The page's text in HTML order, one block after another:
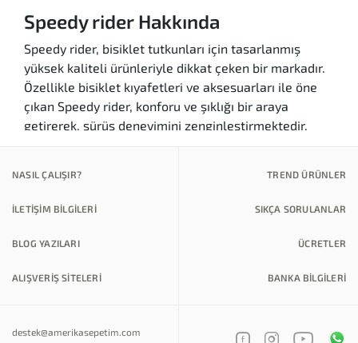
Speedy rider Hakkında
Speedy rider, bisiklet tutkunları için tasarlanmış
yüksek kaliteli ürünleriyle dikkat çeken bir markadır.
Özellikle bisiklet kıyafetleri ve aksesuarları ile öne
çıkan Speedy rider, konforu ve şıklığı bir araya
getirerek, sürüş deneyimini zenginleştirmektedir.
ürünlerin dayanıklılığını ve ergonomik tasarımlarını
tercih etmektedir.
malzemeler kullanarak uzun ömürlü ürünler
sürüş sırasında konforlu bir deneyim sunar.
NASIL ÇALIŞIR? TREND ÜRÜNLER
İLETİŞİM BİLGİLERİ SIKÇA SORULANLAR
BLOG YAZILARI ÜCRETLER
ALIŞVERİŞ SİTELERİ BANKA BILGILERI
destek@amerikasepetim.com